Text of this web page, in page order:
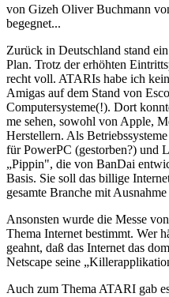
von Gizeh Oliver Buchmann
begegnet...
Zurück in Deutschland stand
Plan. Trotz der erhöhten
recht voll. ATARIs habe ich
Amigas auf dem Stand von
Computersysteme(!). Dort
me sehen, sowohl von Apple,
Herstellern. Als
für PowerPC (gestorben?) und
„Pippin", die von BanDai
Basis. Sie soll das billige
gesamte Branche mit
Ansonsten wurde die Messe
Thema Internet bestimmt. Wer
geahnt, daß das Internet das
Netscape seine
Auch zum Thema ATARI gab